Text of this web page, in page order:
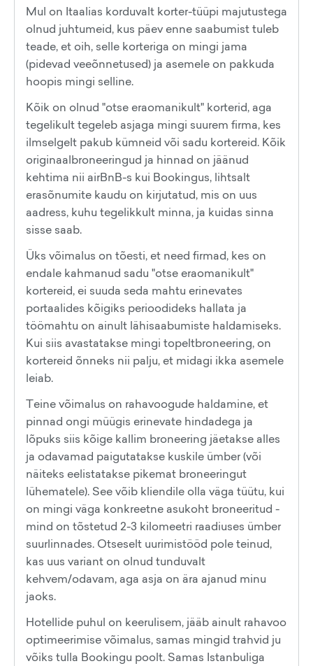
Mul on Itaalias korduvalt korter-tüüpi majutustega
olnud juhtumeid, kus päev enne saabumist tuleb
teade, et oih, selle korteriga on mingi jama
(pidevad veeõnnetused) ja asemele on pakkuda
hoopis mingi selline.
Kõik on olnud "otse eraomanikult" korterid, aga
tegelikult tegeleb asjaga mingi suurem firma, kes
ilmselgelt pakub kümneid või sadu kortereid. Kõik
originaalbroneeringud ja hinnad on jäänud
kehtima nii airBnB-s kui Bookingus, lihtsalt
erasõnumite kaudu on kirjutatud, mis on uus
aadress, kuhu tegelikkult minna, ja kuidas sinna
sisse saab.
Üks võimalus on tõesti, et need firmad, kes on
endale kahmanud sadu "otse eraomanikult"
kortereid, ei suuda seda mahtu erinevates
portaalides kõigiks perioodideks hallata ja
töömahtu on ainult lähisaabumiste haldamiseks.
Kui siis avastatakse mingi topeltbroneering, on
kortereid õnneks nii palju, et midagi ikka asemele
leiab.
Teine võimalus on rahavoogude haldamine, et
pinnad ongi müügis erinevate hindadega ja
lõpuks siis kõige kallim broneering jäetakse alles
ja odavamad paigutatakse kuskile ümber (või
näiteks eelistatakse pikemat broneeringut
lühematele). See võib kliendile olla väga tüütu, kui
on mingi väga konkreetne asukoht broneeritud -
mind on tõstetud 2-3 kilomeetri raadiuses ümber
suurlinnades. Otseselt uurimistööd pole teinud,
kas uus variant on olnud tunduvalt
kehvem/odavam, aga asja on ära ajanud minu
jaoks.
Hotellide puhul on keerulisem, jääb ainult rahavoo
optimeerimise võimalus, samas mingid trahvid ju
võiks tulla Bookingu poolt. Samas Istanbuliga